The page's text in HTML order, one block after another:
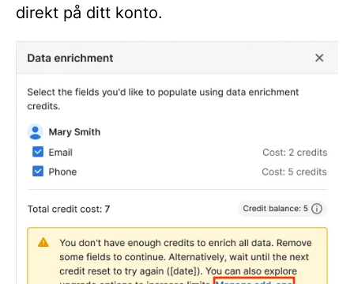
direkt på ditt konto.